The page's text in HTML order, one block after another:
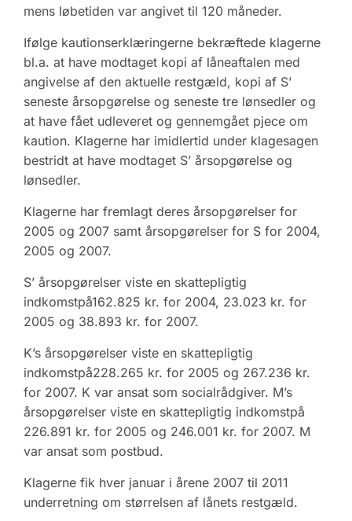
mens løbetiden var angivet til 120 måneder.
Ifølge kautionserklæringerne bekræftede klagerne
bl.a. at have modtaget kopi af låneaftalen med
angivelse af den aktuelle restgæld, kopi af S’
seneste årsopgørelse og seneste tre lønsedler og
at have fået udleveret og gennemgået pjece om
kaution. Klagerne har imidlertid under klagesagen
bestridt at have modtaget S’ årsopgørelse og
lønsedler.
Klagerne har fremlagt deres årsopgørelser for
2005 og 2007 samt årsopgørelser for S for 2004,
2005 og 2007.
S’ årsopgørelser viste en skattepligtig
indkomstpå162.825 kr. for 2004, 23.023 kr. for
2005 og 38.893 kr. for 2007.
K’s årsopgørelser viste en skattepligtig
indkomstpå228.265 kr. for 2005 og 267.236 kr.
for 2007. K var ansat som socialrådgiver. M’s
årsopgørelser viste en skattepligtig indkomstpå
226.891 kr. for 2005 og 246.001 kr. for 2007. M
var ansat som postbud.
Klagerne fik hver januar i årene 2007 til 2011
underretning om størrelsen af lånets restgæld.